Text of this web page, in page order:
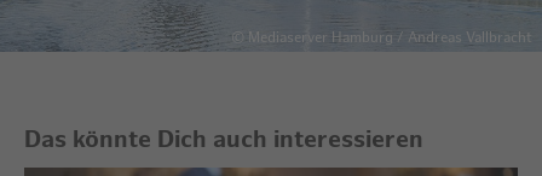
© Mediaserver Hamburg / Andreas Vallbracht
Das könnte Dich auch interessieren